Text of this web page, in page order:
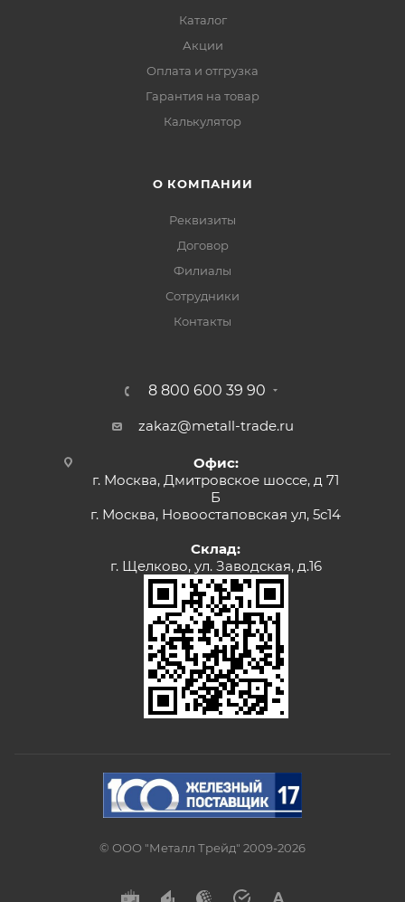
Каталог
Акции
Оплата и отгрузка
Гарантия на товар
Калькулятор
О КОМПАНИИ
Реквизиты
Договор
Филиалы
Сотрудники
Контакты
8 800 600 39 90
zakaz@metall-trade.ru
Офис:
г. Москва, Дмитровское шоссе, д 71
Б
г. Москва, Новоостаповская ул, 5с14
Склад:
г. Щелково, ул. Заводская, д.16
© ООО "Металл Трейд" 2009-2026